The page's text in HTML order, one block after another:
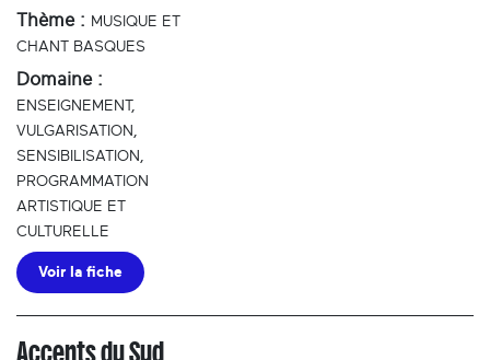
Thème : MUSIQUE ET
CHANT BASQUES
Domaine :
ENSEIGNEMENT,
VULGARISATION,
SENSIBILISATION,
PROGRAMMATION
ARTISTIQUE ET
CULTURELLE
Voir la fiche
Accents du Sud